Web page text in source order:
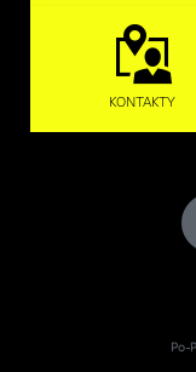
KONTAKTY
Po-